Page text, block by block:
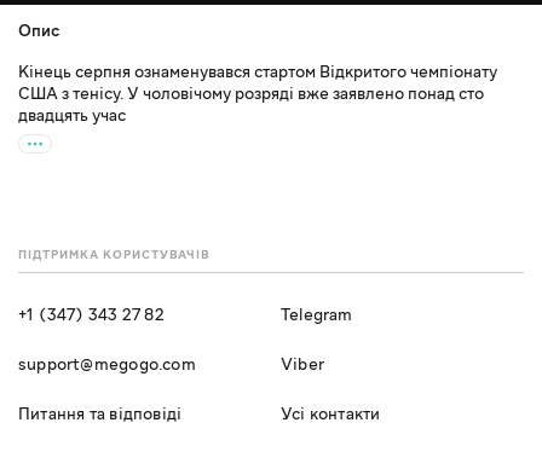
Опис
Кінець серпня ознаменувався стартом Відкритого чемпіонату
США з тенісу. У чоловічому розряді вже заявлено понад сто
двадцять учас
ПІДТРИМКА КОРИСТУВАЧІВ
+1 (347) 343 27 82
support@megogo.com
Питання та відповіді
Telegram
Viber
Усі контакти